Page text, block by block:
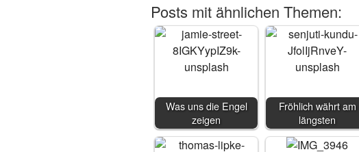
Posts mit ähnlichen Themen:
Was uns die Engel
zeigen
Fröhlich währt am
längsten